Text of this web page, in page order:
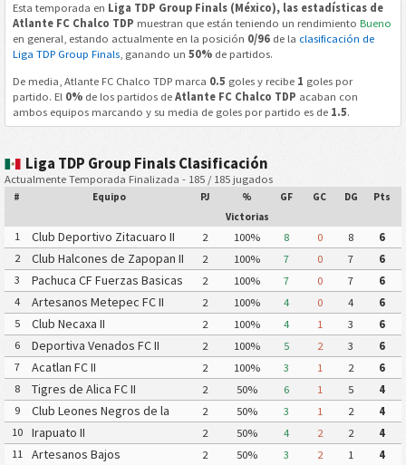
Esta temporada en Liga TDP Group Finals (México), las estadísticas de
Atlante FC Chalco TDP muestran que están teniendo un rendimiento Bueno
en general, estando actualmente en la posición 0/96de la clasificación de
Liga TDP Group Finals, ganando un 50%de partidos.
De media, Atlante FC Chalco TDP marca 0.5 goles y recibe 1 goles por
partido. El 0%de los partidos de Atlante FC Chalco TDP acaban con
ambos equipos marcando y su media de goles por partido es de 1.5.
Liga TDP Group Finals Clasificación
Actualmente Temporada Finalizada - 185 / 185 jugados
# Equipo PJ
%
Victorias
GF GC DG Pts
1 Club Deportivo Zitacuaro II 2 100% 8 0 8
6
2
Club Halcones de Zapopan II 2 100% 7 0 7
6
3
Pachuca CF Fuerzas Basicas
Pachuca CF III
2 100% 7 0 7
6
4
Artesanos Metepec FC II 2 100% 4 0 4
6
5
Club Necaxa II 2 100% 4 1 3
6
6
Deportiva Venados FC II 2 100% 5 2 3
6
7
Acatlan FC II 2 100% 3 1 2
6
8
Tigres de Alica FC II 2 50% 6 1 5
4
9
Club Leones Negros de la
Universidad de Guadalajara III
2 50% 3 1 2
4
10
Irapuato II 2 50% 4 2 2
4
11
Artesanos Bajos 2 50% 3 2 1
4